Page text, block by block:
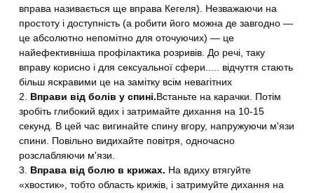
вправа називається ще вправа Кегеля). Незважаючи на
простоту і доступність (а робити його можна де завгодно —
це абсолютно непомітно для оточуючих) — це
найефективніша профілактика розривів. До речі, таку
вправу корисно і для сексуальної сфери..... відчуття стають
більш яскравими це на замітку всім невагітних
2. Вправи від болів у спині.Встаньте на карачки. Потім
зробіть глибокий вдих і затримайте дихання на 10-15
секунд. В цей час вигинайте спину вгору, напружуючи м'язи
спини. Повільно видихайте повітря, одночасно
розслабляючи м'язи.
3. Вправа від болю в крижах. На вдиху втягуйте
«хвостик», тобто область крижів, і затримуйте дихання на